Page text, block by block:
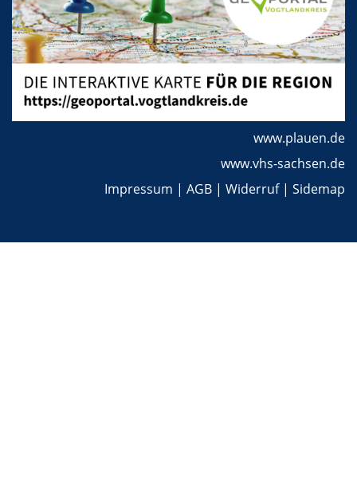
www.plauen.de
www.vhs-sachsen.de
Impressum | AGB | Widerruf| Sidemap